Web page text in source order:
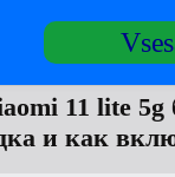
11 lite 5g
и как